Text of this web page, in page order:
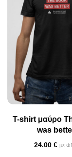
T-shirt μαύρο
was
24.00 € με